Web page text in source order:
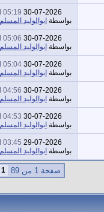
30-07-2026
05:19 PM
بواسطة ابوالوليد المسلم
30-07-2026
05:06 PM
بواسطة ابوالوليد المسلم
30-07-2026
05:04 PM
بواسطة ابوالوليد المسلم
30-07-2026
04:56 PM
بواسطة ابوالوليد المسلم
30-07-2026
04:53 PM
بواسطة ابوالوليد المسلم
29-07-2026
03:45 PM
بواسطة ابوالوليد المسلم
صفحة 1 من 89 1